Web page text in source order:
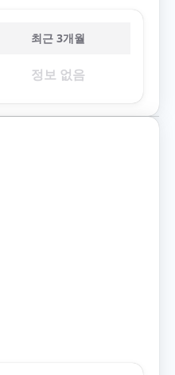
최근 3개월
정보 없음